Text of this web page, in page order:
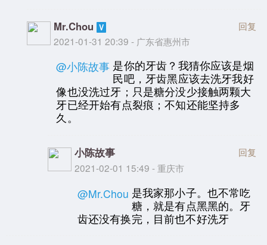
Mr.Chou
2021-01-31 20:39 - 广东省惠州市
回复
@小陈故事 是你的牙齿？我猜你应该是烟
民吧，牙齿黑应该去洗牙我好
像也没洗过牙；只是糖分没少接触两颗大
牙已经开始有点裂痕；不知还能坚持多
久。
小陈故事
2021-02-01 15:49 - 重庆市
回复
@Mr.Chou 是我家那小子。也不常吃
糖，就是有点黑黑的。牙
齿还没有换完，目前也不好洗牙